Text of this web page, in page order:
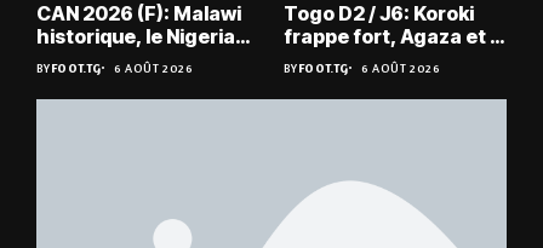
CAN 2026 (F): Malawi
historique, le Nigeria
sauvé, la Zambie
éliminée
BYFOOT.TG 6 AOÛT 2026
Togo D2 / J6: Koroki
frappe fort, Agaza et la
JCA assurent,
suspense avant Sara
FC – Doumbé FC
BYFOOT.TG 6 AOÛT 2026